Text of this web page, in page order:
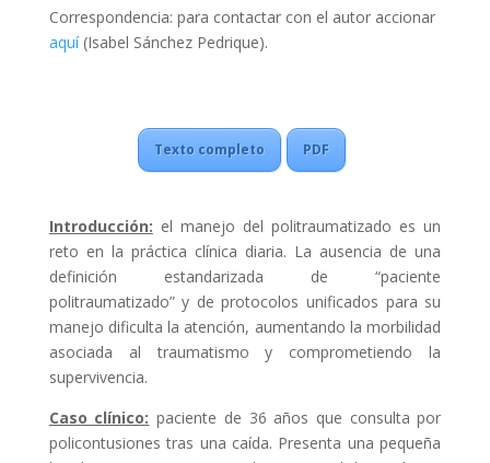
Correspondencia: para contactar con el autor accionar
aquí(Isabel Sánchez Pedrique).
Texto completo PDF
Introducción: el manejo del politraumatizado es un
reto en la práctica clínica diaria. La ausencia de una
definición estandarizada de “paciente
politraumatizado” y de protocolos unificados para su
manejo dificulta la atención, aumentando la morbilidad
asociada al traumatismo y comprometiendo la
supervivencia.
Caso clínico: paciente de 36 años que consulta por
policontusiones tras una caída. Presenta una pequeña